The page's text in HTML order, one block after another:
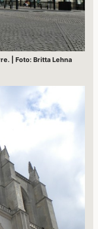
| Foto: Britta Lehna